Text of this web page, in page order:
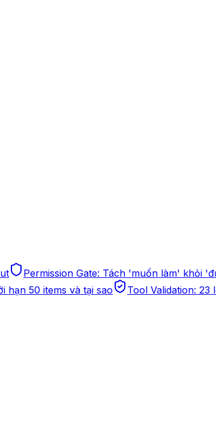
Permission Gate: Tách 'muốn làm' khỏi
hạn 50 items và tại sao Tool Validation: 23